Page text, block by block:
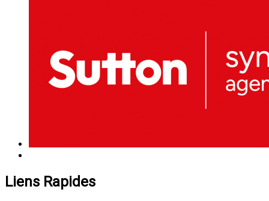
Liens Rapides